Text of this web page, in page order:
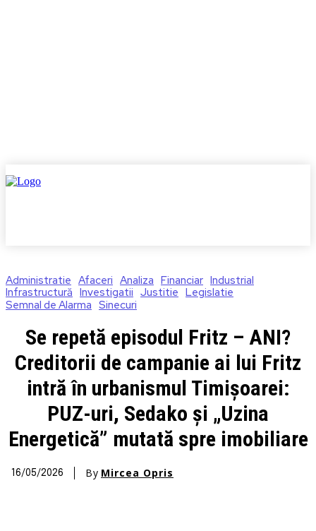
Administratie Afaceri Analiza Financiar Industrial
Infrastructură Investigatii Justitie Legislatie
Semnal de Alarma Sinecuri
Se repetă episodul Fritz – ANI?
Creditorii de campanie ai lui Fritz
intră în urbanismul Timișoarei:
PUZ-uri, Sedako și „Uzina
Energetică” mutată spre imobiliare
16/05/2026 By Mircea Opris